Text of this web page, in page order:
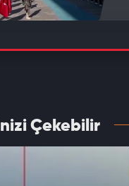
Çekebilir